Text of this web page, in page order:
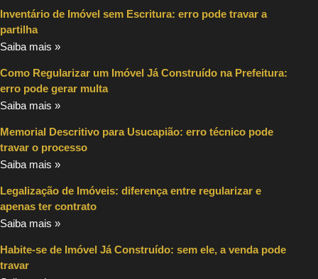
Inventário de Imóvel sem Escritura: erro pode travar a
partilha
Saiba mais »
Como Regularizar um Imóvel Já Construído na Prefeitura:
erro pode gerar multa
Saiba mais »
Memorial Descritivo para Usucapião: erro técnico pode
travar o processo
Saiba mais »
Legalização de Imóveis: diferença entre regularizar e
apenas ter contrato
Saiba mais »
Habite-se de Imóvel Já Construído: sem ele, a venda pode
travar